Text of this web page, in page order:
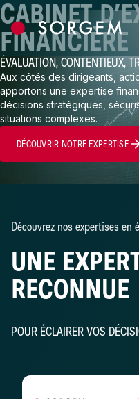
Skip to content
CABINET
FINANCIÈRE
ÉVALUATION, CONTENTIEUX,
Aux côtés des dirigeants,
apportons une expertise
décisions stratégiques,
situations complexes.
DÉCOUVRIR NOTRE EXPERTISE
Découvrez nos expertises
UNE
RECONNUE
POUR ÉCLAIRER VOS